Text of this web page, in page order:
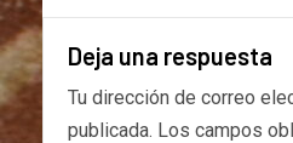
Deja una respuesta
Tu dirección de correo
publicada. Los campos